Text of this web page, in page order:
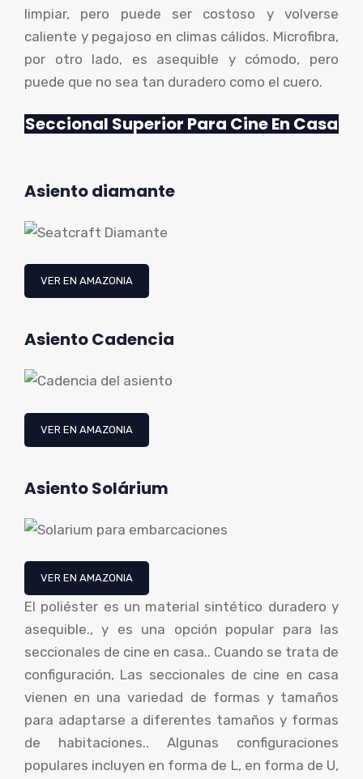
limpiar, pero puede ser costoso y volverse
caliente y pegajoso en climas cálidos. Microfibra,
por otro lado, es asequible y cómodo, pero
puede que no sea tan duradero como el cuero.
Seccional Superior Para Cine En Casa
Asientodiamante
VER EN AMAZONIA
AsientoCadencia
VER EN AMAZONIA
AsientoSolárium
VER EN AMAZONIA
El poliéster es un material sintético duradero y
asequible., y es una opción popular para las
seccionales de cine en casa.. Cuando se trata de
configuración, Las seccionales de cine en casa
vienen en una variedad de formas y tamaños
para adaptarse a diferentes tamaños y formas
de habitaciones.. Algunas configuraciones
populares incluyen en forma de L, en forma de U,